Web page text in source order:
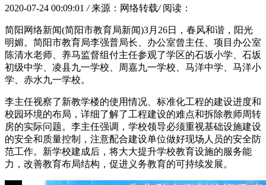
2020-07-24 00:09:01 / 来源：网络转载/ 阅读：
简阳网络新闻(简阳市教育局新闻)3月26日，春风和谐，阳光
明媚。简阳市教育局李强普局长、办公室曾主任、项目办公室
陈清水老师、养马监督组付主任参观了学区的石坂小学、石坂
初级中学、凌县九一学校、周嘉九一学校、马洋中学、马洋小
学、赤水九一学校。
李主任视察了新教学楼的使用情况、标准化工程的建设进度和
校园环境的布局，详细了解了工程建设的难点和拆除教师周转
房的实际问题。李主任强调，学校领导必须重视基础设施建设
的安全和质量控制，注意配合建设单位做好现场人员的安全防
范工作。新学校建成后，将大大提升学校教育设施的服务能
力，改善教育布局结构，促进义务教育的可持续发展。